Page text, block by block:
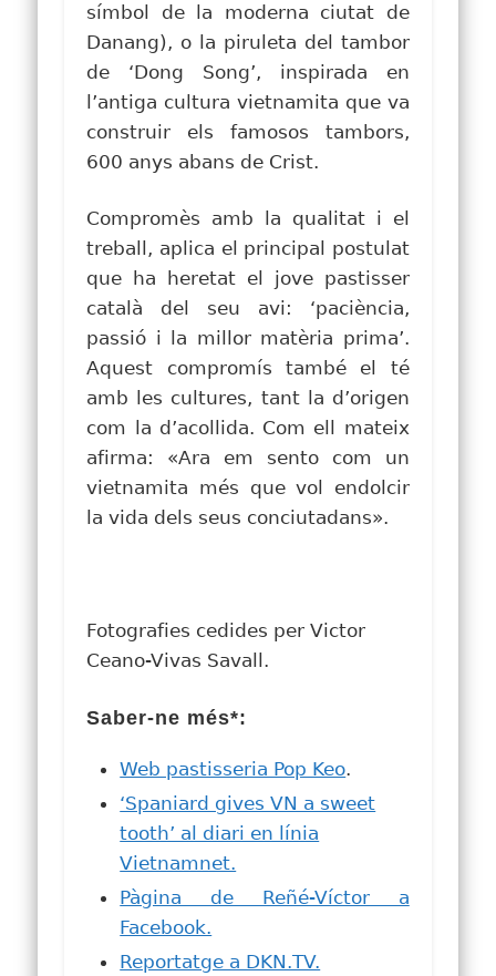
símbol de la moderna ciutat de
Danang), o la piruleta del tambor
de ‘Dong Song’, inspirada en
l’antiga cultura vietnamita que va
construir els famosos tambors,
600 anys abans de Crist.
Compromès amb la qualitat i el
treball, aplica el principal postulat
que ha heretat el jove pastisser
català del seu avi: ‘paciència,
passió i la millor matèria prima’.
Aquest compromís també el té
amb les cultures, tant la d’origen
com la d’acollida. Com ell mateix
afirma: «Ara em sento com un
vietnamita més que vol endolcir
la vida dels seus conciutadans».
Fotografies cedides per Victor
Ceano-Vivas Savall.
Saber-ne més*:
Web pastisseria Pop Keo.
‘Spaniard gives VN a sweet
tooth’ al diari en línia
Vietnamnet.
Pàgina de Reñé-Víctor a
Facebook.
Reportatge a DKN.TV.